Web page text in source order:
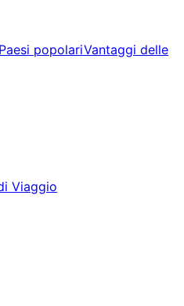
Paesi popolariVantaggi delle
Viaggio